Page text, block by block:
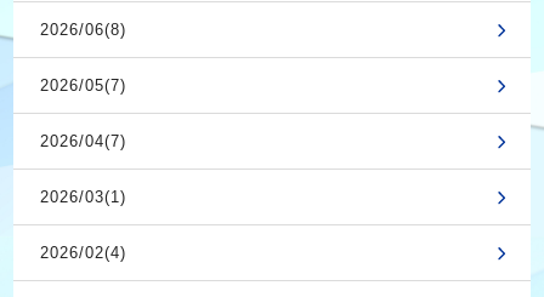
2026/06(8)
2026/05(7)
2026/04(7)
2026/03(1)
2026/02(4)